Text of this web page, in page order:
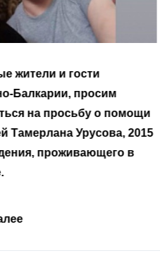
Уважаемые земляки и все
неравнодушные граждане.
Читать далее